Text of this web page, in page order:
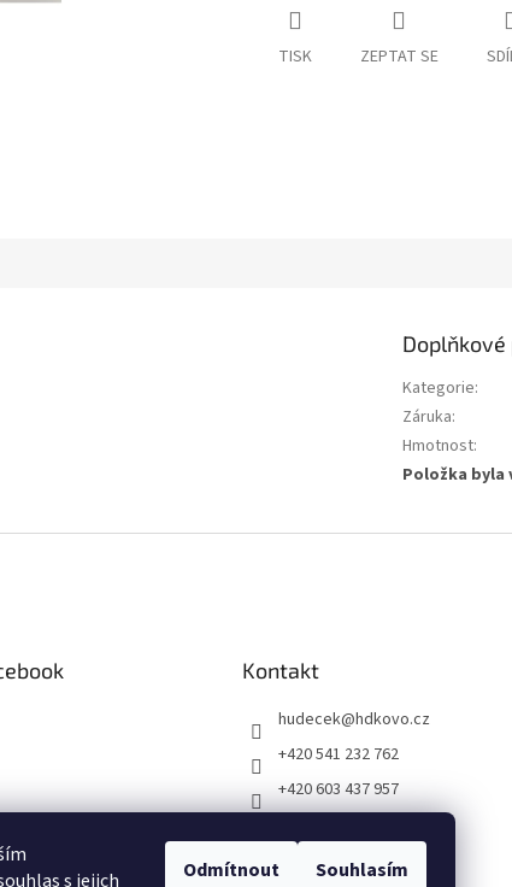
s jejich
Odmítnout Souhlasím
TISK ZEPTAT SE
Kategorie:
Záruka:
Hmotnost:
Položka
Kontakt
hudecek@hdkovo.cz
+420 541 232 762
+420 603 437 957
facebook H+D kovo s.r.o.